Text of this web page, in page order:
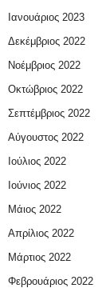
Ιανουάριος 2023
Δεκέμβριος 2022
Νοέμβριος 2022
Οκτώβριος 2022
Σεπτέμβριος 2022
Αύγουστος 2022
Ιούλιος 2022
Ιούνιος 2022
Μάιος 2022
Απρίλιος 2022
Μάρτιος 2022
Φεβρουάριος 2022